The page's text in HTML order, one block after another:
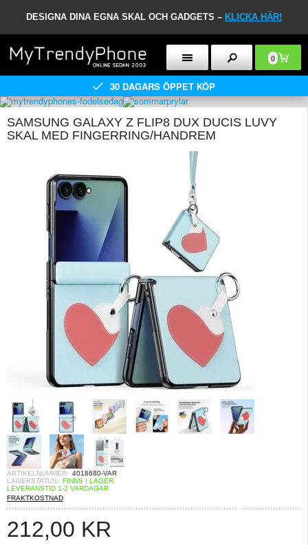
DESIGNA DINA EGNA SKAL OCH GADGETS – KLICKA HÄR!
0
30 DAGARS ÖPPET KÖP
SAMSUNG GALAXY Z FLIP8 DUX DUCIS LUVY
SKAL MED FINGERRING/HANDREM
ARTIKELNUMMER: 4018680-VAR
LAGERSTATUS: FINNS I LAGER.
LEVERANSTID 1-2 VARDAGAR
FRAKTKOSTNAD
212,00 KR